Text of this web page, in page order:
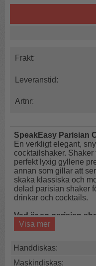
Frakt:
Leveranstid:
Artnr:
SpeakEasy Parisian
En verkligt elegant,
cocktailshaker.
perfekt lyxig gyllene
annan som gillar att
skaka klassiska och
delad parisian shaker
drinkar och cocktails.
Vad är en parisian
En Parisian shaker
tvådelad
shaker.
Den saknar inbyggd
Visa mer
Handdiskas:
Maskindiskas: